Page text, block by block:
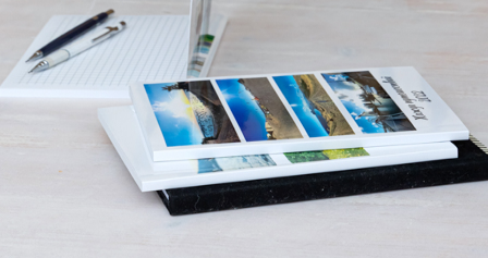
Выберите из списка: